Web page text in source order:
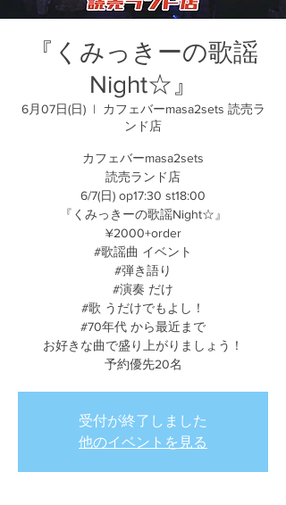
『くみっきーの歌謡
Night☆』
6月07日(日)
  |
カフェバーmasa2sets 読売ラ
ンド店
カフェバーmasa2sets
読売ランド店
6/7(日) op17:30 st18:00
『くみっきーの歌謡Night☆』
¥2000+order
#歌謡曲 イベント
#弾き語り
#演奏 だけ
#歌 うだけでもよし！
#70年代 から最近まで
お好きな曲で盛り上がりましょう！
予約優先20名
受付が終了しました
他のイベントを見る